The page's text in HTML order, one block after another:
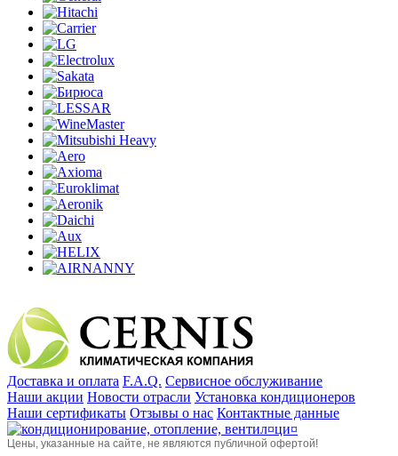
Доставка и оплата F.A.Q. Сервисное обслуживание
Наши акции Новости отрасли Установка кондиционеров
Наши сертификаты Отзывы о нас Контактные данные
Цены, указанные на сайте, не являются публичной офертой!